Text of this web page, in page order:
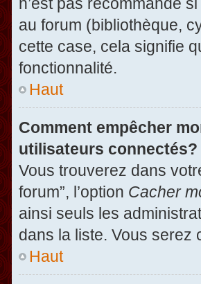
au forum (bibliothèque,
cette case, cela signifie
fonctionnalité.
Haut
Comment empêcher
utilisateurs connectés?
Vous trouverez dans
forum”, l’option Cacher
ainsi seuls les
dans la liste. Vous serez
Haut